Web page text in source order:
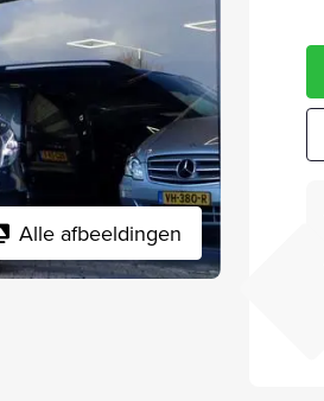
Alle afbeeldingen